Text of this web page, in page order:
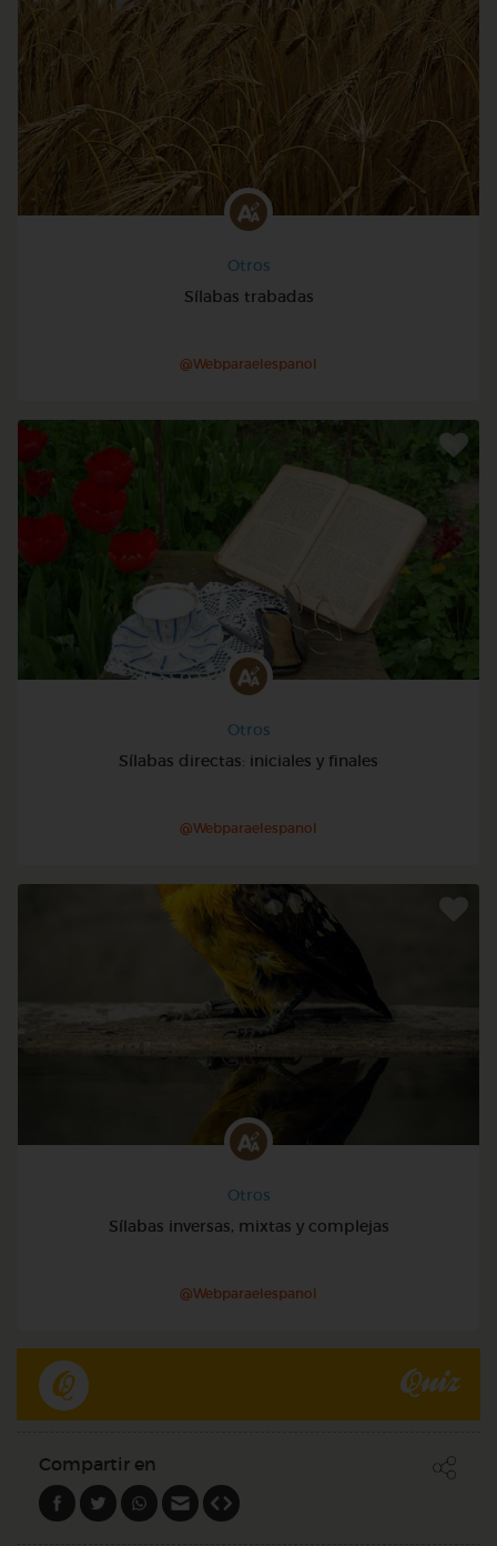
Otros
Sílabas trabadas
@Webparaelespanol
Otros
Sílabas directas: iniciales y finales
@Webparaelespanol
Otros
Sílabas inversas, mixtas y complejas
@Webparaelespanol
Quiz
Compartir en